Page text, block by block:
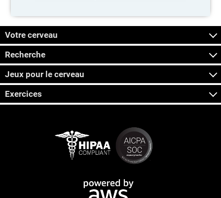
Votre cerveau
Recherche
Jeux pour le cerveau
Exercices